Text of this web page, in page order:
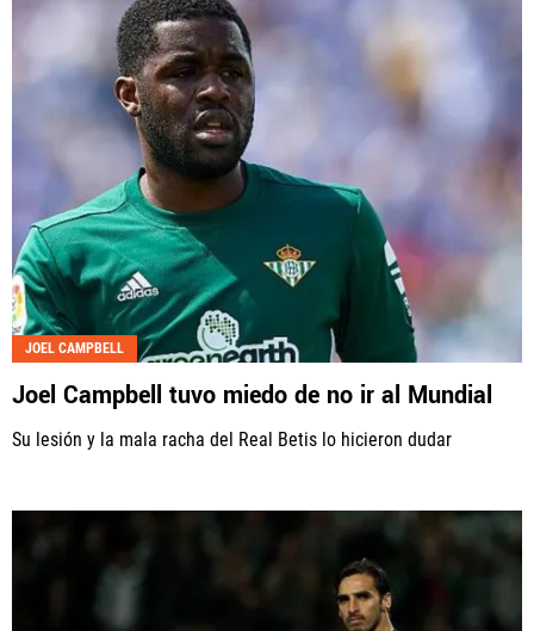
PANAMÁ
NICARAGUA
CONCACAF
FÚTBOL INTERNACIONAL
QUIENES SOMOS | STAFF | CONTACTO
Política Editorial
Ad Choices
Fútbol Centroamérica, al igual que Futbol Sites, es
una compañía perteneciente a Better Collective.
Todos los derechos reservados.
JOEL CAMPBELL
Joel Campbell tuvo miedo de no ir al Mundial
Su lesión y la mala racha del Real Betis lo hicieron dudar